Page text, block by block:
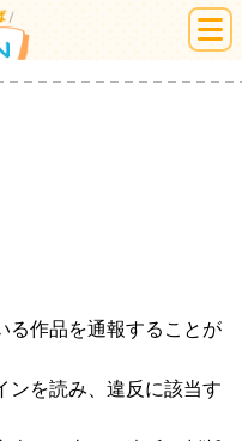
絵本ひろば
る作品を通報することが
ンを読み、違反に該当す